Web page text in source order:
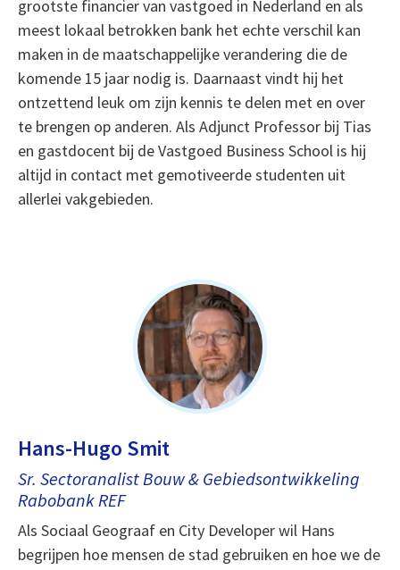
grootste financier van vastgoed in Nederland en als
meest lokaal betrokken bank het echte verschil kan
maken in de maatschappelijke verandering die de
komende 15 jaar nodig is. Daarnaast vindt hij het
ontzettend leuk om zijn kennis te delen met en over
te brengen op anderen. Als Adjunct Professor bij Tias
en gastdocent bij de Vastgoed Business School is hij
altijd in contact met gemotiveerde studenten uit
allerlei vakgebieden.
Hans-Hugo Smit
Sr. Sectoranalist Bouw & Gebiedsontwikkeling
Rabobank REF
Als Sociaal Geograaf en City Developer wil Hans
begrijpen hoe mensen de stad gebruiken en hoe we de